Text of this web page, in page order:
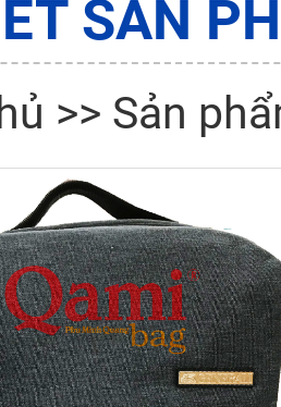
SẢN
>> Sản